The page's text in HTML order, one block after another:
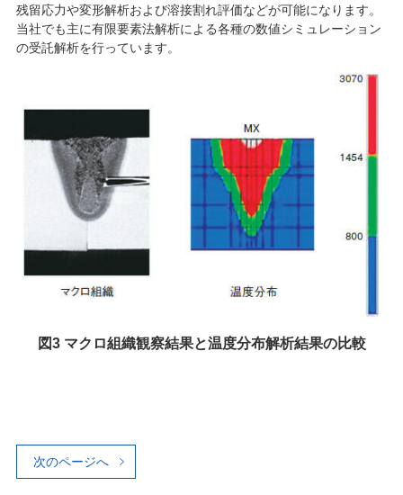
残留応力や変形解析および溶接割れ評価などが可能になります。
当社でも主に有限要素法解析による各種の数値シミュレーション
の受託解析を行っています。
図3 マクロ組織観察結果と温度分布解析結果の比較
次のページへ